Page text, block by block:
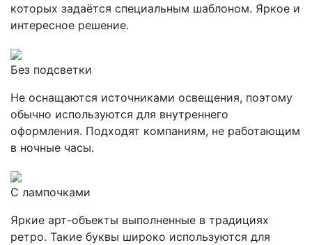
которых задаётся специальным шаблоном. Яркое и
интересное решение.
Без подсветки
Не оснащаются источниками освещения, поэтому
обычно используются для внутреннего
оформления. Подходят компаниям, не работающим
в ночные часы.
С лампочками
Яркие арт-объекты выполненные в традициях
ретро. Такие буквы широко используются для